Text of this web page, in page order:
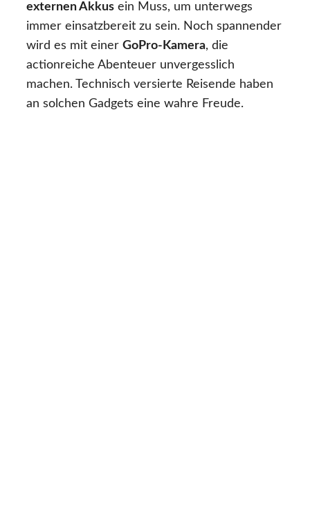
externen Akkus ein Muss, um unterwegs
immer einsatzbereit zu sein. Noch spannender
wird es mit einer GoPro-Kamera, die
actionreiche Abenteuer unvergesslich
machen. Technisch versierte Reisende haben
an solchen Gadgets eine wahre Freude.